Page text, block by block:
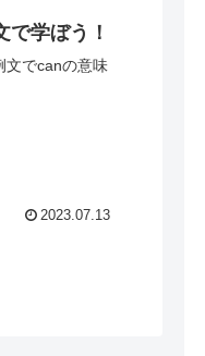
学ぼう！
文でcanの意味
2023.07.13